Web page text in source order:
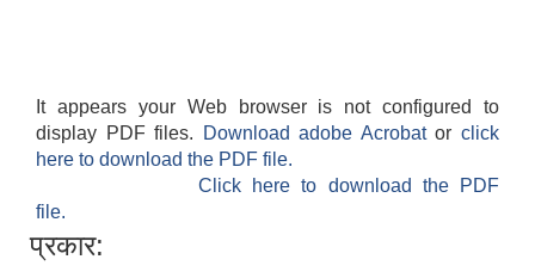
It appears your Web browser is not configured to
display PDF files.
Download adobe Acrobatorclick
here to download the PDF file.
Click here to download the PDF
file.
प्रकार: